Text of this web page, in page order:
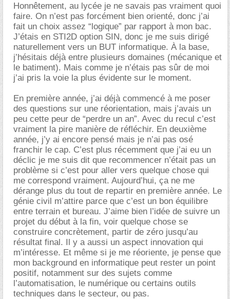
Honnêtement, au lycée je ne savais pas vraiment quoi
faire. On n’est pas forcément bien orienté, donc j’ai
fait un choix assez “logique” par rapport à mon bac.
J’étais en STI2D option SIN, donc je me suis dirigé
naturellement vers un BUT informatique. À la base,
j’hésitais déjà entre plusieurs domaines (mécanique et
le batiment). Mais comme je n’étais pas sûr de moi
j’ai pris la voie la plus évidente sur le moment.
En première année, j’ai déjà commencé à me poser
des questions sur une réorientation, mais j’avais un
peu cette peur de “perdre un an”. Avec du recul c’est
vraiment la pire manière de réfléchir. En deuxième
année, j’y ai encore pensé mais je n’ai pas osé
franchir le cap. C’est plus récemment que j’ai eu un
déclic je me suis dit que recommencer n’était pas un
problème si c’est pour aller vers quelque chose qui
me correspond vraiment. Aujourd’hui, ça ne me
dérange plus du tout de repartir en première année. Le
génie civil m’attire parce que c’est un bon équilibre
entre terrain et bureau. J’aime bien l’idée de suivre un
projet du début à la fin, voir quelque chose se
construire concrètement, partir de zéro jusqu’au
résultat final. Il y a aussi un aspect innovation qui
m’intéresse. Et même si je me réoriente, je pense que
mon background en informatique peut rester un point
positif, notamment sur des sujets comme
l’automatisation, le numérique ou certains outils
techniques dans le secteur, ou pas.